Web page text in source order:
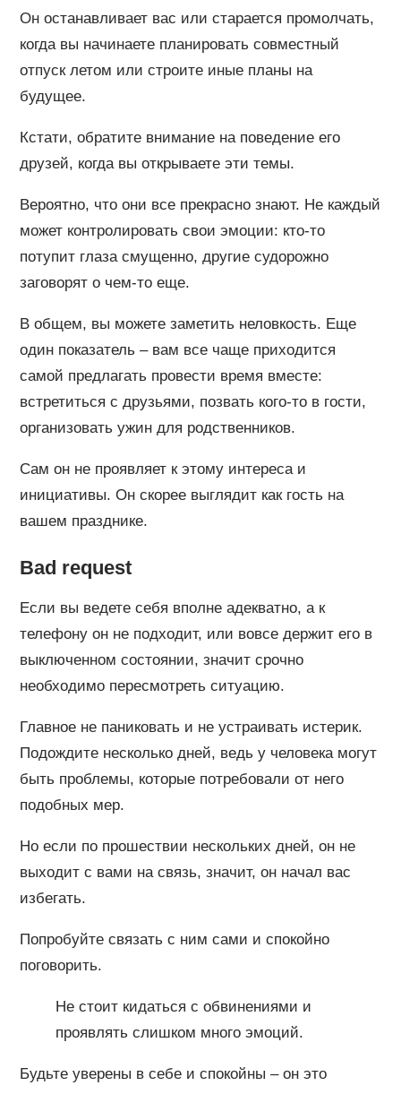
Он останавливает вас или старается промолчать,
когда вы начинаете планировать совместный
отпуск летом или строите иные планы на
будущее.
Кстати, обратите внимание на поведение его
друзей, когда вы открываете эти темы.
Вероятно, что они все прекрасно знают. Не каждый
может контролировать свои эмоции: кто-то
потупит глаза смущенно, другие судорожно
заговорят о чем-то еще.
В общем, вы можете заметить неловкость. Еще
один показатель – вам все чаще приходится
самой предлагать провести время вместе:
встретиться с друзьями, позвать кого-то в гости,
организовать ужин для родственников.
Сам он не проявляет к этому интереса и
инициативы. Он скорее выглядит как гость на
вашем празднике.
Bad request
Если вы ведете себя вполне адекватно, а к
телефону он не подходит, или вовсе держит его в
выключенном состоянии, значит срочно
необходимо пересмотреть ситуацию.
Главное не паниковать и не устраивать истерик.
Подождите несколько дней, ведь у человека могут
быть проблемы, которые потребовали от него
подобных мер.
Но если по прошествии нескольких дней, он не
выходит с вами на связь, значит, он начал вас
избегать.
Попробуйте связать с ним сами и спокойно
поговорить.
Не стоит кидаться с обвинениями и
проявлять слишком много эмоций.
Будьте уверены в себе и спокойны – он это